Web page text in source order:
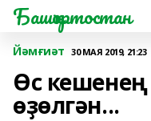
Башҡортостан
Йәмғиәт 30 МАЯ 2019, 21:23
Өс
өҙөлгән...